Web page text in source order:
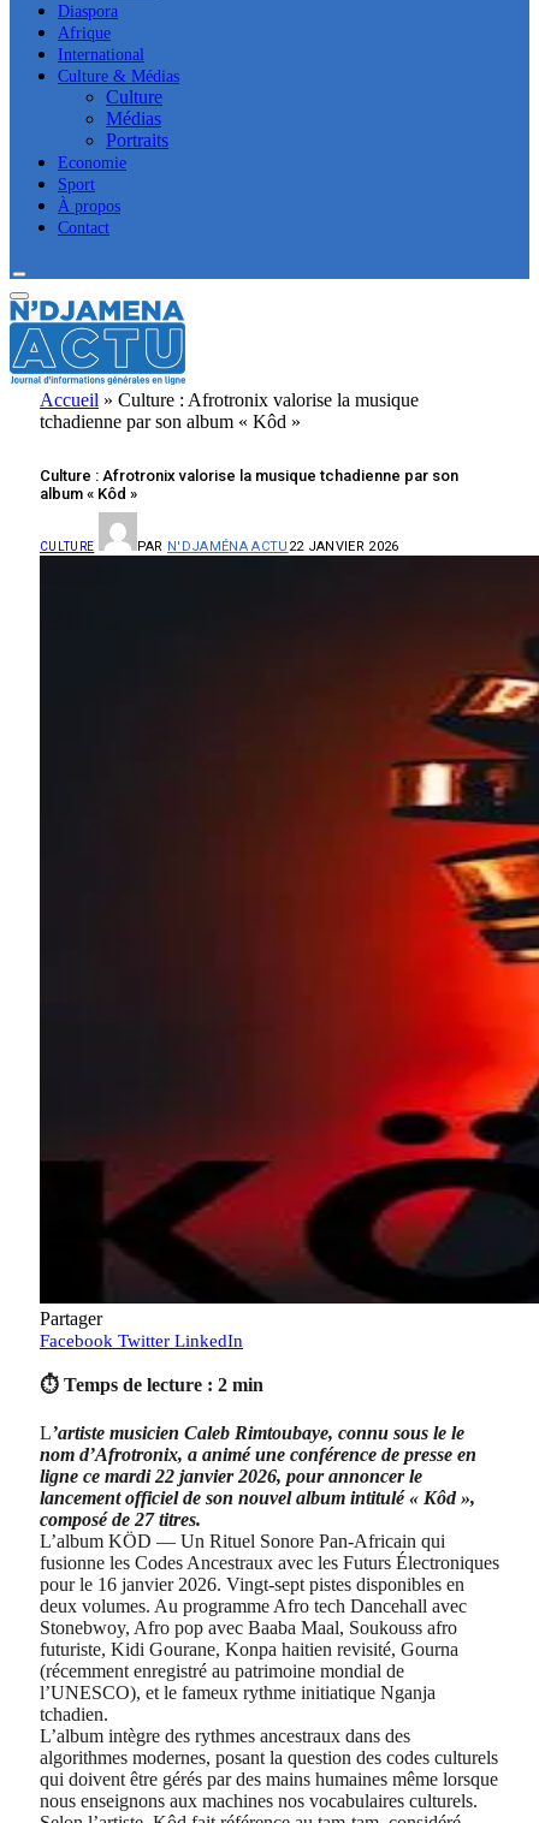
Diaspora
Afrique
International
Culture & Médias
Culture
Médias
Portraits
Economie
Sport
À propos
Contact
Accueil » Culture : Afrotronix valorise la musique
tchadienne par son album « Kôd »
Culture : Afrotronix valorise la musique tchadienne par son
album « Kôd »
CULTURE PAR N'DJAMÉNA ACTU 22 JANVIER 2026
Partager
Facebook Twitter LinkedIn
⏱ Temps de lecture : 2 min
L’artiste musicien Caleb Rimtoubaye, connu sous le le
nom d’Afrotronix, a animé une conférence de presse en
ligne ce mardi 22 janvier 2026, pour annoncer le
lancement officiel de son nouvel album intitulé « Kôd »,
composé de 27 titres.
L’album KÖD — Un Rituel Sonore Pan-Africain qui
fusionne les Codes Ancestraux avec les Futurs Électroniques
pour le 16 janvier 2026. Vingt-sept pistes disponibles en
deux volumes. Au programme Afro tech Dancehall avec
Stonebwoy, Afro pop avec Baaba Maal, Soukouss afro
futuriste, Kidi Gourane, Konpa haitien revisité, Gourna
(récemment enregistré au patrimoine mondial de
l’UNESCO), et le fameux rythme initiatique Nganja
tchadien.
L’album intègre des rythmes ancestraux dans des
algorithmes modernes, posant la question des codes culturels
qui doivent être gérés par des mains humaines même lorsque
nous enseignons aux machines nos vocabulaires culturels.